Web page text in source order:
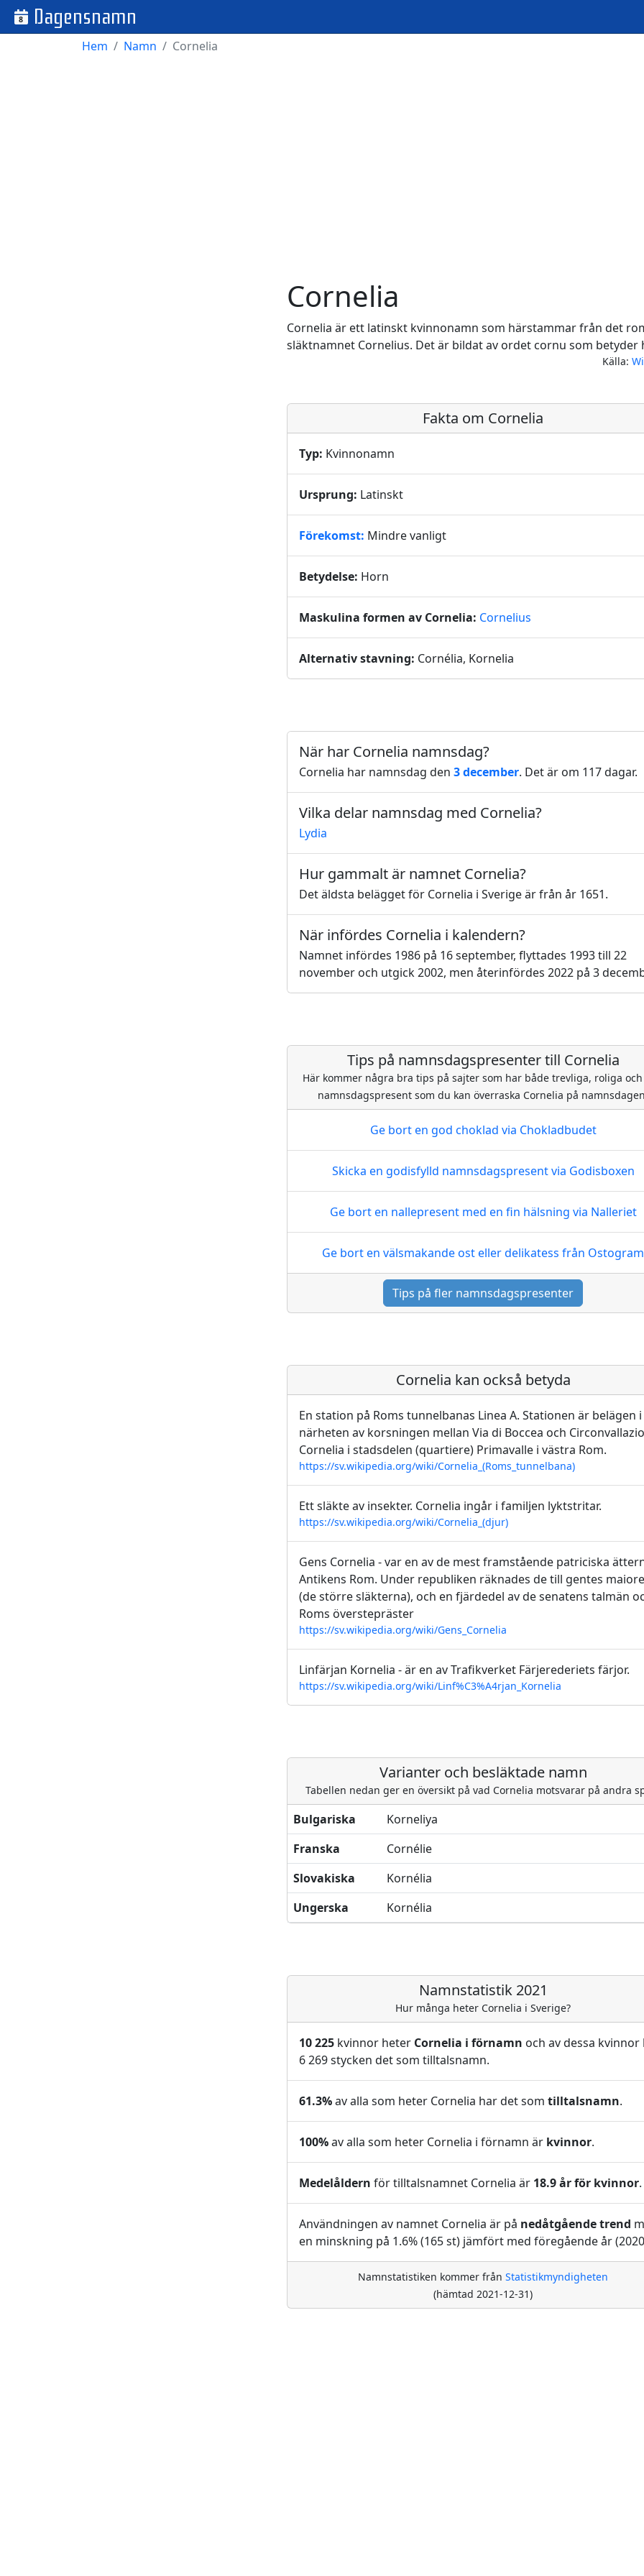
8 Dagensnamn
Hem Namn Cornelia
Cornelia
Cornelia är ett latinskt kvinnonamn som härstammar från det
släktnamnet Cornelius. Det är bildat av ordet cornu som betyder
Källa:
Fakta om Cornelia
Typ: Kvinnonamn
Ursprung: Latinskt
Förekomst: Mindre vanligt
Betydelse: Horn
Maskulina formen av Cornelia: Cornelius
Alternativ stavning: Cornélia, Kornelia
När har Cornelia namnsdag?
Cornelia har namnsdag den 3 december. Det är om 117 dagar.
Vilka delar namnsdag med Cornelia?
Lydia
Hur gammalt är namnet Cornelia?
Det äldsta belägget för Cornelia i Sverige är från år 1651.
När infördes Cornelia i kalendern?
Namnet infördes 1986 på 16 september, flyttades 1993 till 22
november och utgick 2002, men återinfördes 2022 på 3
Tips på namnsdagspresenter till Cornelia
Här kommer några bra tips på sajter som har både trevliga, roliga
namnsdagspresent som du kan överraska Cornelia på
Ge bort en god choklad via Chokladbudet
Skicka en godisfylld namnsdagspresentvia Godisboxen
Ge bort en nallepresent med en fin hälsning via Nalleriet
Ge bort en välsmakande ost eller delikatess från Ostogram
Tips på fler namnsdagspresenter
Cornelia kan också betyda
En station på Roms tunnelbanas Linea A. Stationen är belägen i
närheten av korsningen mellan Via di Boccea och
Cornelia i stadsdelen (quartiere) Primavalle i västra Rom.
https://sv.wikipedia.org/wiki/Cornelia_(Roms_tunnelbana)
Ett släkte av insekter. Cornelia ingår i familjen lyktstritar.
https://sv.wikipedia.org/wiki/Cornelia_(djur)
Gens Cornelia - var en av de mest framstående patriciska
Antikens Rom. Under republiken räknades de till gentes
(de större släkterna), och en fjärdedel av de senatens talmän
Roms överstepräster
https://sv.wikipedia.org/wiki/Gens_Cornelia
Linfärjan Kornelia - är en av Trafikverket Färjerederiets färjor.
https://sv.wikipedia.org/wiki/Linf%C3%A4rjan_Kornelia
Varianter och besläktade namn
Tabellen nedan ger en översikt på vad Cornelia motsvarar på andra
Bulgariska
Korneliya
Franska
Cornélie
Slovakiska
Kornélia
Ungerska
Kornélia
Namnstatistik 2021
Hur många heter Cornelia i Sverige?
10 225 kvinnor heter Cornelia i förnamn och av dessa kvinnor
6 269 stycken det som tilltalsnamn.
61.3%av alla som heter Cornelia har det som tilltalsnamn.
100%av alla som heter Cornelia i förnamn är kvinnor.
Medelåldern för tilltalsnamnet Cornelia är 18.9 år för kvinnor.
Användningen av namnet Cornelia är på nedåtgående trend
en minskning på 1.6% (165 st) jämfört med föregående år
Namnstatistiken kommer från Statistikmyndigheten
(hämtad 2021-12-31)